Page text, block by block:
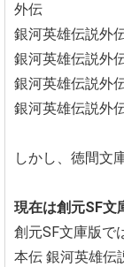
外伝
銀河英雄伝説外
銀河英雄伝説外
銀河英雄伝説外
銀河英雄伝説外
しかし、徳間文
現在は創元SF文
創元SF文庫版で
本伝 銀河英雄伝